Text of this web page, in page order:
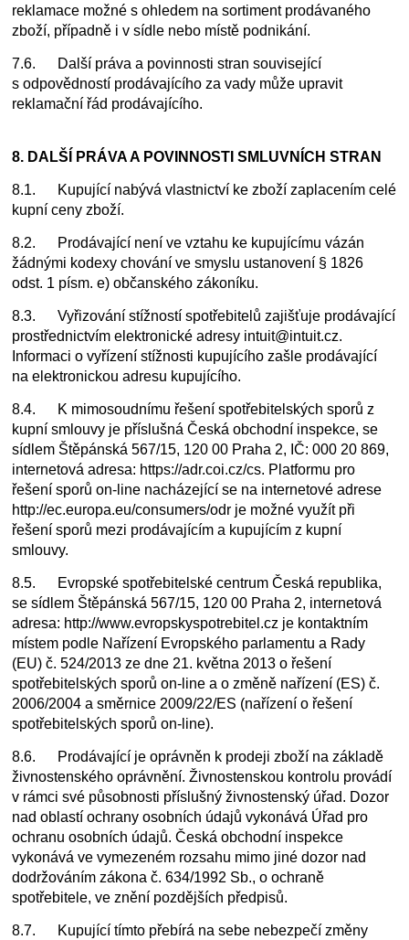
reklamace možné s ohledem na sortiment prodávaného
zboží, případně i v sídle nebo místě podnikání.
7.6. Další práva a povinnosti stran související
s odpovědností prodávajícího za vady může upravit
reklamační řád prodávajícího.
8. DALŠÍ PRÁVA A POVINNOSTI SMLUVNÍCH STRAN
8.1. Kupující nabývá vlastnictví ke zboží zaplacením celé
kupní ceny zboží.
8.2. Prodávající není ve vztahu ke kupujícímu vázán
žádnými kodexy chování ve smyslu ustanovení § 1826
odst. 1 písm. e) občanského zákoníku.
8.3. Vyřizování stížností spotřebitelů zajišťuje prodávající
prostřednictvím elektronické adresy intuit@intuit.cz.
Informaci o vyřízení stížnosti kupujícího zašle prodávající
na elektronickou adresu kupujícího.
8.4. K mimosoudnímu řešení spotřebitelských sporů z
kupní smlouvy je příslušná Česká obchodní inspekce, se
sídlem Štěpánská 567/15, 120 00 Praha 2, IČ: 000 20 869,
internetová adresa: https://adr.coi.cz/cs. Platformu pro
řešení sporů on-line nacházející se na internetové adrese
http://ec.europa.eu/consumers/odr je možné využít při
řešení sporů mezi prodávajícím a kupujícím z kupní
smlouvy.
8.5. Evropské spotřebitelské centrum Česká republika,
se sídlem Štěpánská 567/15, 120 00 Praha 2, internetová
adresa: http://www.evropskyspotrebitel.cz je kontaktním
místem podle Nařízení Evropského parlamentu a Rady
(EU) č. 524/2013 ze dne 21. května 2013 o řešení
spotřebitelských sporů on-line a o změně nařízení (ES) č.
2006/2004 a směrnice 2009/22/ES (nařízení o řešení
spotřebitelských sporů on-line).
8.6. Prodávající je oprávněn k prodeji zboží na základě
živnostenského oprávnění. Živnostenskou kontrolu provádí
v rámci své působnosti příslušný živnostenský úřad. Dozor
nad oblastí ochrany osobních údajů vykonává Úřad pro
ochranu osobních údajů. Česká obchodní inspekce
vykonává ve vymezeném rozsahu mimo jiné dozor nad
dodržováním zákona č. 634/1992 Sb., o ochraně
spotřebitele, ve znění pozdějších předpisů.
8.7. Kupující tímto přebírá na sebe nebezpečí změny